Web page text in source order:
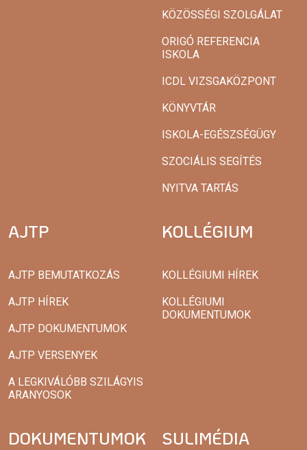
KÖZÖSSÉGI SZOLGÁLAT
ORIGÓ REFERENCIA
ISKOLA
ICDL VIZSGAKÖZPONT
KÖNYVTÁR
ISKOLA-EGÉSZSÉGÜGY
SZOCIÁLIS SEGÍTÉS
NYITVA TARTÁS
AJTP
AJTP BEMUTATKOZÁS
AJTP HÍREK
AJTP DOKUMENTUMOK
AJTP VERSENYEK
A LEGKIVÁLÓBB SZILÁGYIS
ARANYOSOK
KOLLÉGIUM
KOLLÉGIUMI HÍREK
KOLLÉGIUMI
DOKUMENTUMOK
DOKUMENTUMOK SULIMÉDIA